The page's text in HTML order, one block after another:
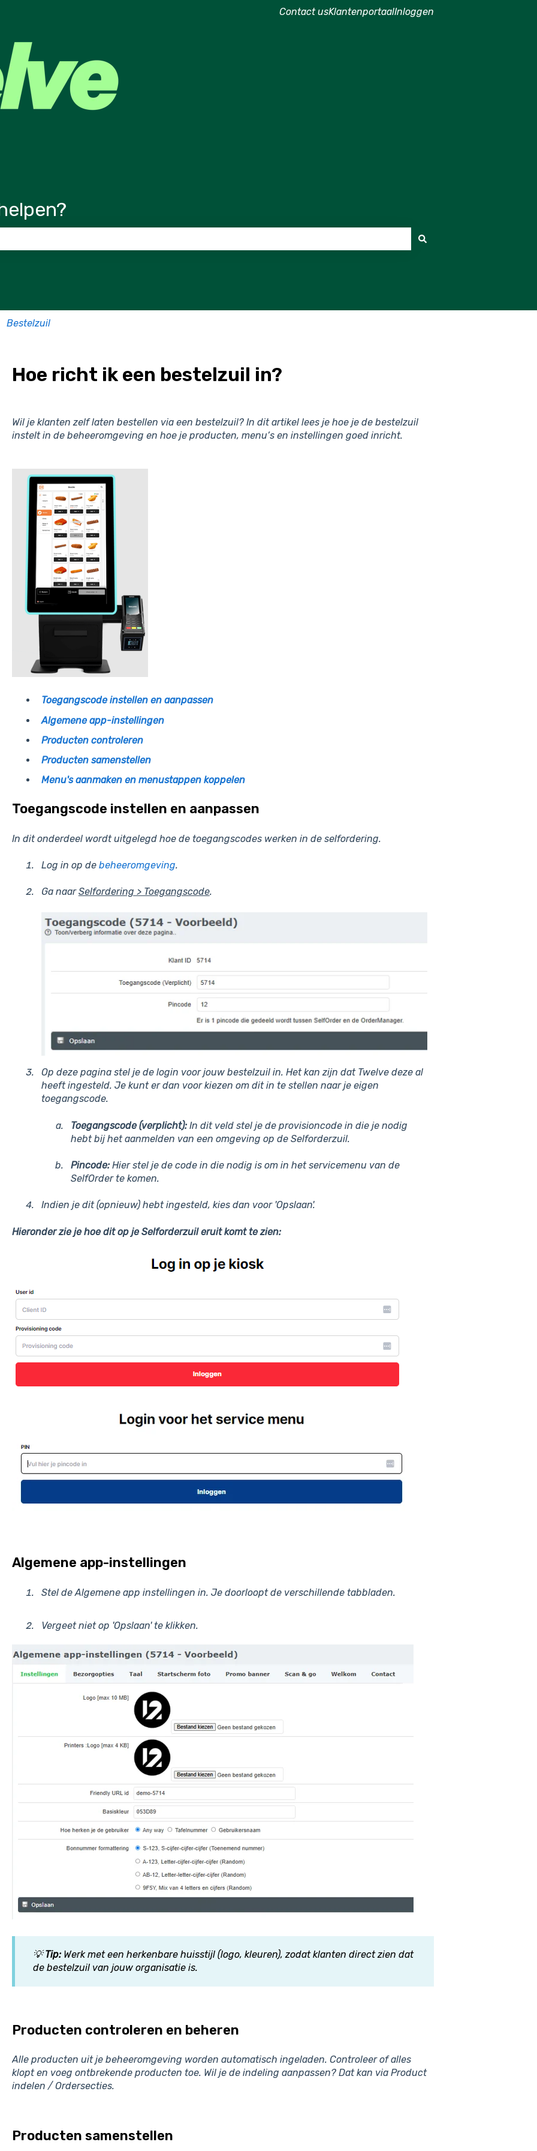
Contact usKlantenportaalInloggen
Bestelzuil
Hoe richt ik een bestelzuil in?
Wil je klanten zelf laten bestellen via een bestelzuil? In dit artikel lees je hoe je de bestelzuil
instelt in de beheeromgeving en hoe je producten, menu’s en instellingen goed inricht.
Toegangscode instellen en aanpassen
Algemene app-instellingen
Producten controleren
Producten samenstellen
Menu's aanmaken en menustappen koppelen
Toegangscode instellen en aanpassen
In dit onderdeel wordt uitgelegd hoe de toegangscodes werken in de selfordering.
Log in op de beheeromgeving.
Ga naarSelfordering > Toegangscode.
Op deze pagina stel je de login voor jouw bestelzuil in. Het kan zijn dat Twelve deze al
heeft ingesteld. Je kunt er dan voor kiezen om dit in te stellen naar je eigen
toegangscode.
Toegangscode (verplicht): In dit veld stel je de provisioncode in die je nodig
hebt bij het aanmelden van een omgeving op de Selforderzuil.
Pincode:Hier stel je de code in die nodig is om in het servicemenu van de
SelfOrder te komen.
Indien je dit (opnieuw) hebt ingesteld, kies dan voor 'Opslaan'.
Hieronder zie je hoe dit op je Selforderzuil eruit komt te zien:
Algemene app-instellingen
Stel de Algemene app instellingen in. Je doorloopt de verschillende tabbladen.
Vergeet niet op 'Opslaan' te klikken.
💡Tip:Werk met een herkenbare huisstijl (logo, kleuren), zodat klanten direct zien dat
de bestelzuil van jouw organisatie is.
Producten controleren en beheren
Alle producten uit je beheeromgeving worden automatisch ingeladen. Controleer of alles
klopt en voeg ontbrekende producten toe. Wil je de indeling aanpassen? Dat kan via Product
indelen / Ordersecties.
Producten samenstellen